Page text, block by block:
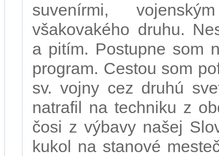
suvenírmi,
všakovakého druhu.
a pitím. Postupne som
program. Cestou som
sv. vojny cez druhú
natrafil na techniku z
čosi z výbavy našej
kukol na stanové